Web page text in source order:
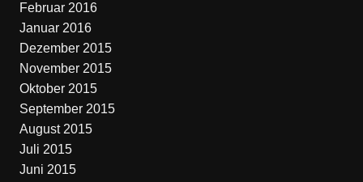
Februar 2016
Januar 2016
Dezember 2015
November 2015
Oktober 2015
September 2015
August 2015
Juli 2015
Juni 2015